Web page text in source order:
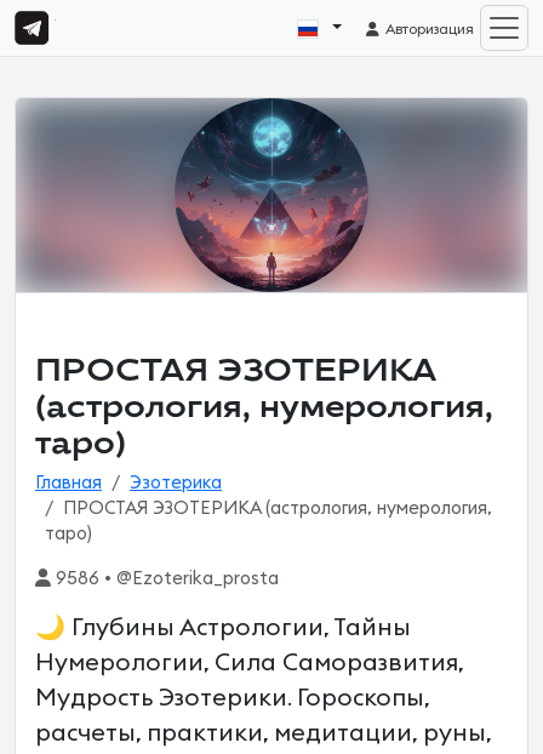
Авторизация
ПРОСТАЯ ЭЗОТЕРИКА
(астрология, нумерология,
таро)
Главная
Эзотерика
ПРОСТАЯ ЭЗОТЕРИКА (астрология, нумерология,
таро)
9586 • @Ezoterika_prosta
🌙 Глубины Астрологии, Тайны
Нумерологии, Сила Саморазвития,
Мудрость Эзотерики. Гороскопы,
расчеты, практики, медитации, руны,